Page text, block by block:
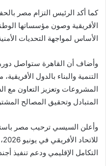
كما أكد الرئيس التزام مصر
الأفريقية وصون مؤسساتها
الأساس لمواجهة التحديات
وأضاف أن القاهرة ستواصل
التنمية والبناء بالدول
المشروعات وتعزيز التعاون مع
المتبادل وتحقيق المصالح
وأعلن السيسي ترحيب مصر
التكامل الإقليمي ودعم تنفيذ أجندة